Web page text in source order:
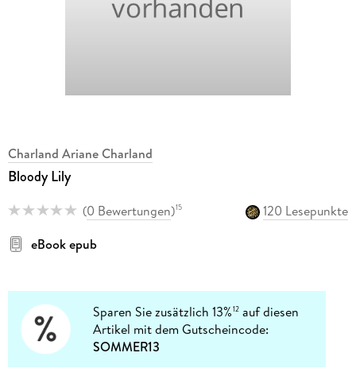
Charland Ariane Charland
Bloody Lily
(0 Bewertungen)15
120 Lesepunkte
eBook epub
Sparen Sie zusätzlich 13%12 auf diesen
Artikel mit dem Gutscheincode:
SOMMER13